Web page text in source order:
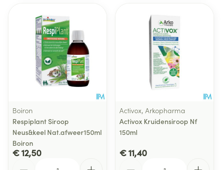
Boiron
Respiplant Siroop
Neus&keel Nat.afweer150ml
Boiron
€ 12,50
Activox, Arkopharma
Activox Kruidensiroop Nf
150ml
€ 11,40